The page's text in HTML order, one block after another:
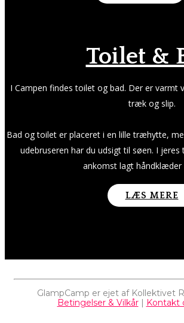
Toilet &
I Campen findes toilet og bad. Der er varmt
træk og slip.
Bad og toilet er placeret i en lille træhytte,
udebruseren har du udsigt til søen. I
ankomst lagt håndklæder
LÆS MERE
GlampCamp er ejet af Kollektivet
Betingelser & Vilkår| Kontakt